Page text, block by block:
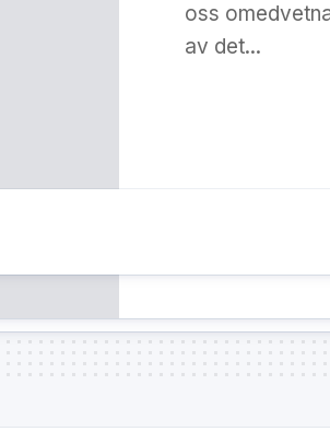
oss
av det...